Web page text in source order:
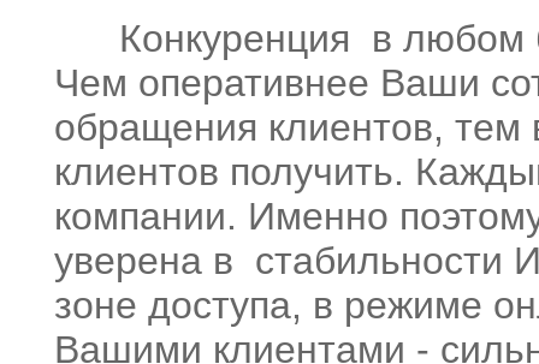
Конкуренция в любом
Чем оперативнее Ваши
обращения клиентов,
клиентов получить.
компании. Именно
уверена в стабильности
зоне доступа, в режиме
Вашими клиентами -